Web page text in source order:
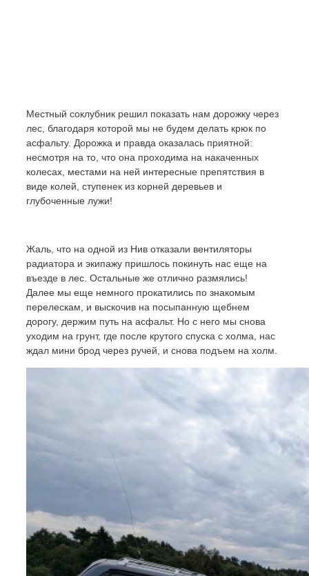
Местный соклубник решил показать нам дорожку через
лес, благодаря которой мы не будем делать крюк по
асфальту. Дорожка и правда оказалась приятной:
несмотря на то, что она проходима на накаченных
колесах, местами на ней интересные препятствия в
виде колей, ступенек из корней деревьев и
глубоченные лужи!
Жаль, что на одной из Нив отказали вентиляторы
радиатора и экипажу пришлось покинуть нас еще на
въезде в лес. Остальные же отлично размялись!
Далее мы еще немного прокатились по знакомым
перелескам, и выскочив на посыпанную щебнем
дорогу, держим путь на асфальт. Но с него мы снова
уходим на грунт, где после крутого спуска с холма, нас
ждал мини брод через ручей, и снова подъем на холм.